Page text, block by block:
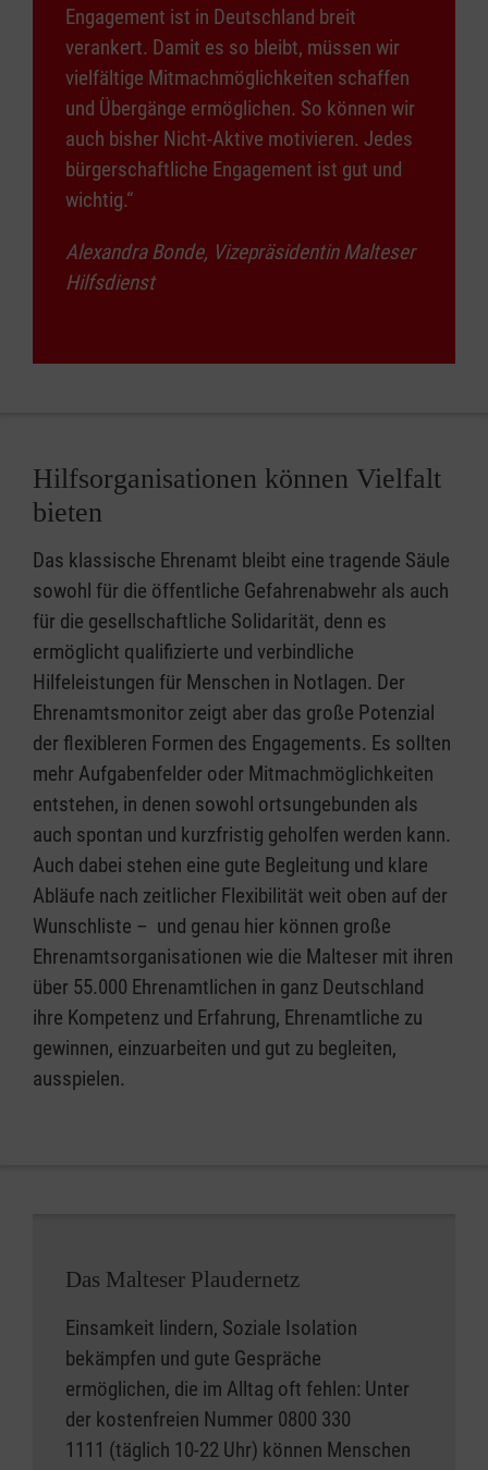
Engagement ist in Deutschland breit
verankert. Damit es so bleibt, müssen wir
vielfältige Mitmachmöglichkeiten schaffen
und Übergänge ermöglichen. So können wir
auch bisher Nicht-Aktive motivieren. Jedes
bürgerschaftliche Engagement ist gut und
wichtig.“
Alexandra Bonde, Vizepräsidentin Malteser
Hilfsdienst
Hilfsorganisationen können Vielfalt
bieten
Das klassische Ehrenamt bleibt eine tragende Säule
sowohl für die öffentliche Gefahrenabwehr als auch
für die gesellschaftliche Solidarität, denn es
ermöglicht qualifizierte und verbindliche
Hilfeleistungen für Menschen in Notlagen. Der
Ehrenamtsmonitor zeigt aber das große Potenzial
der flexibleren Formen des Engagements. Es sollten
mehr Aufgabenfelder oder Mitmachmöglichkeiten
entstehen, in denen sowohl ortsungebunden als
auch spontan und kurzfristig geholfen werden kann.
Auch dabei stehen eine gute Begleitung und klare
Abläufe nach zeitlicher Flexibilität weit oben auf der
Wunschliste – und genau hier können große
Ehrenamtsorganisationen wie die Malteser mit ihren
über 55.000 Ehrenamtlichen in ganz Deutschland
ihre Kompetenz und Erfahrung, Ehrenamtliche zu
gewinnen, einzuarbeiten und gut zu begleiten,
ausspielen.
Das Malteser Plaudernetz
Einsamkeit lindern, Soziale Isolation
bekämpfen und gute Gespräche
ermöglichen, die im Alltag oft fehlen: Unter
der kostenfreien Nummer 0800 330
1111 (täglich 10-22 Uhr) können Menschen